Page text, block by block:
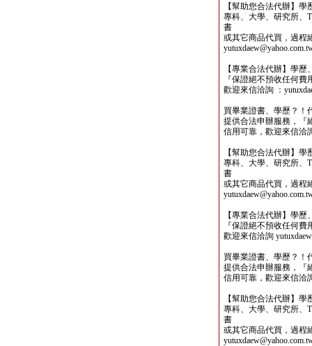
【幫助您合法代辦】
專科、大學、研究所、
書
或其它商品代買，過程
【專業合法代辦】學
『保證絕不預收任何
歡迎來信洽詢 ：
買畢業證書、學歷？！
提供合法申辦服務，『
信用可靠，歡迎來信洽
【幫助您合法代辦】
專科、大學、研究所、
書
或其它商品代買，過程
【專業合法代辦】學
『保證絕不預收任何
歡迎來信洽詢
買畢業證書、學歷？！
提供合法申辦服務，『
信用可靠，歡迎來信洽
【幫助您合法代辦】
專科、大學、研究所、
書
或其它商品代買，過程